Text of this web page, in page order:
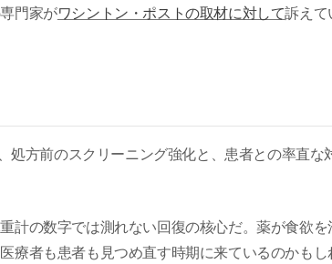
門家がワシントン・ポストの取材に対して訴えて
処方前のスクリーニング強化と、患者との率直な
計の数字では測れない回復の核心だ。薬が食欲を
療者も患者も見つめ直す時期に来ているのかもし